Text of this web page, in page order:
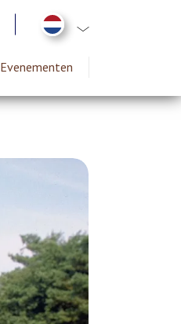
Aanvullende
Evenementen